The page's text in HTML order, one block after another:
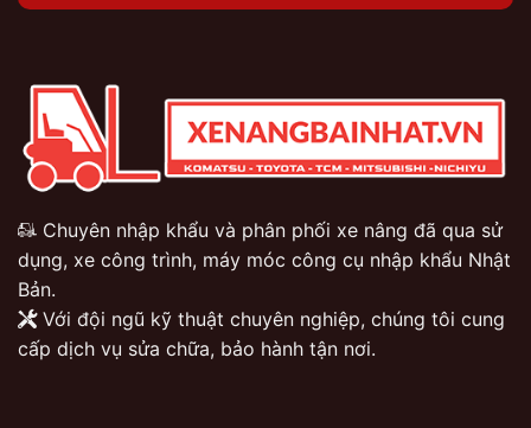
Chuyên nhập khẩu và phân phối xe nâng đã qua sử
dụng, xe công trình, máy móc công cụ nhập khẩu Nhật
Bản.
Với đội ngũ kỹ thuật chuyên nghiệp, chúng tôi cung
cấp dịch vụ sửa chữa, bảo hành tận nơi.